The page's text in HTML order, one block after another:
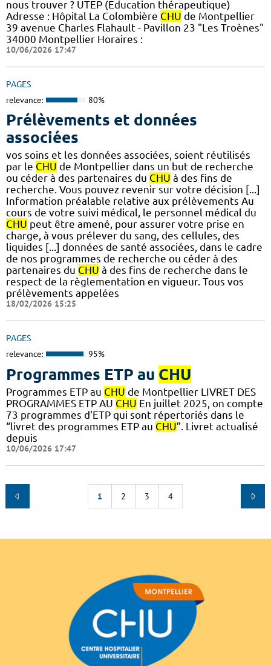
nous trouver ? UTEP (Education thérapeutique)
Adresse : Hôpital La Colombière CHU de Montpellier
39 avenue Charles Flahault - Pavillon 23 "Les Troènes"
34000 Montpellier Horaires :
10/06/2026 17:47
PAGES
relevance: 80%
Prélèvements et données
associées
vos soins et les données associées, soient réutilisés
par le CHU de Montpellier dans un but de recherche
ou céder à des partenaires du CHU à des fins de
recherche. Vous pouvez revenir sur votre décision [...]
Information préalable relative aux prélèvements Au
cours de votre suivi médical, le personnel médical du
CHU peut être amené, pour assurer votre prise en
charge, à vous prélever du sang, des cellules, des
liquides [...] données de santé associées, dans le cadre
de nos programmes de recherche ou céder à des
partenaires du CHU à des fins de recherche dans le
respect de la règlementation en vigueur. Tous vos
prélèvements appelées
18/02/2026 15:25
PAGES
relevance: 95%
Programmes ETP au CHU
Programmes ETP au CHU de Montpellier LIVRET DES
PROGRAMMES ETP AU CHU En juillet 2025, on compte
73 programmes d'ETP qui sont répertoriés dans le
“livret des programmes ETP au CHU”. Livret actualisé
depuis
10/06/2026 17:47
1 2 3 4